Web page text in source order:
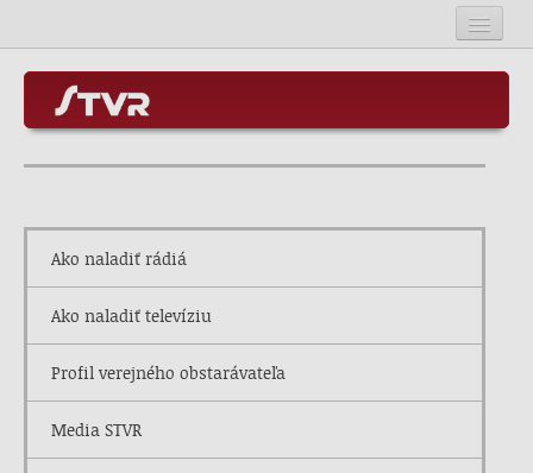
Úvod
Mapa stránok
O STVR
Programové služby
SOSR
Rada STVR
Ako naladiť rádiá
Ako naladiť televíziu
Profil verejného obstarávateľa
Media STVR